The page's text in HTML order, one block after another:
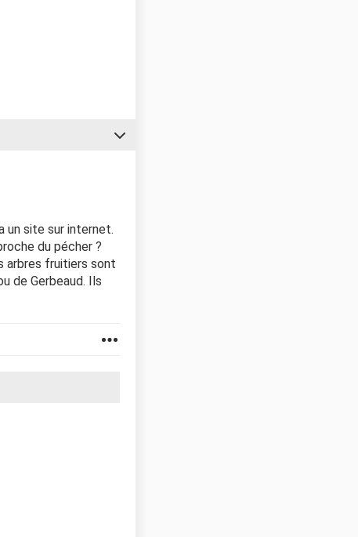
un site sur internet.
du pécher ?
arbres fruitiers sont
de Gerbeaud. Ils